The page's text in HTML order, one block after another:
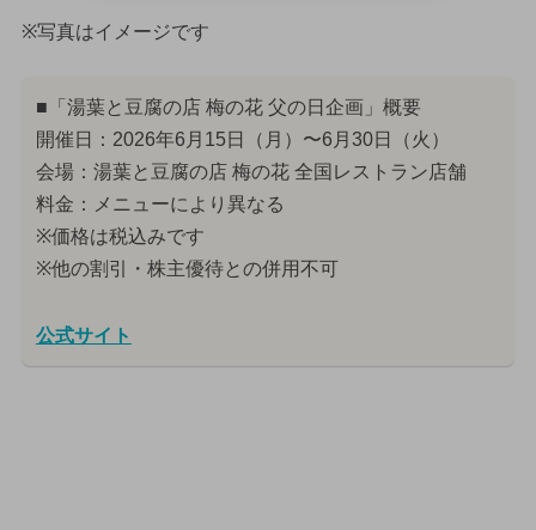
※写真はイメージです
■「湯葉と豆腐の店 梅の花 父の日企画」概要
開催日：2026年6月15日（月）〜6月30日（火）
会場：湯葉と豆腐の店 梅の花 全国レストラン店舗
料金：メニューにより異なる
※価格は税込みです
※他の割引・株主優待との併用不可
公式サイト